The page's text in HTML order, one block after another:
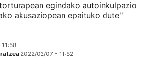
egindako autoinkulpazio
akusaziopean epaituko dute''
2022/02/07 - 11:52